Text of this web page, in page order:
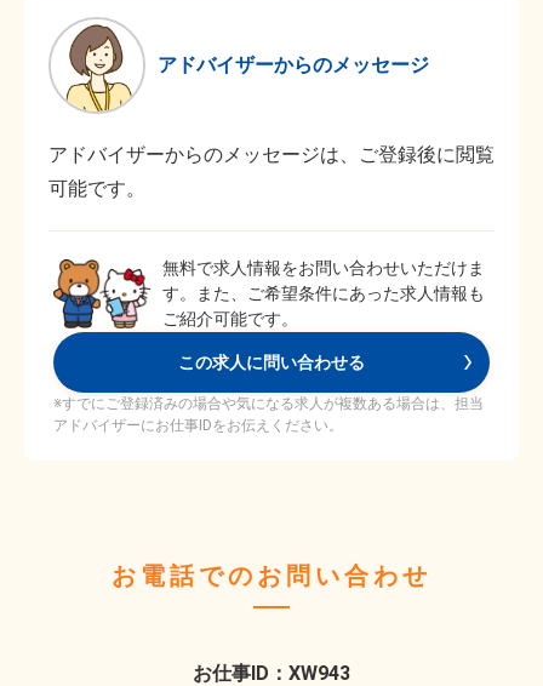
アドバイザーからのメッセージ
アドバイザーからのメッセージは、ご登録後に閲覧
可能です。
無料で求人情報をお問い合わせいただけま
す。また、ご希望条件にあった求人情報も
ご紹介可能です。
この求人に問い合わせる
※すでにご登録済みの場合や気になる求人が複数ある場合は、担当
アドバイザーにお仕事IDをお伝えください。
お電話でのお問い合わせ
お仕事ID：XW943